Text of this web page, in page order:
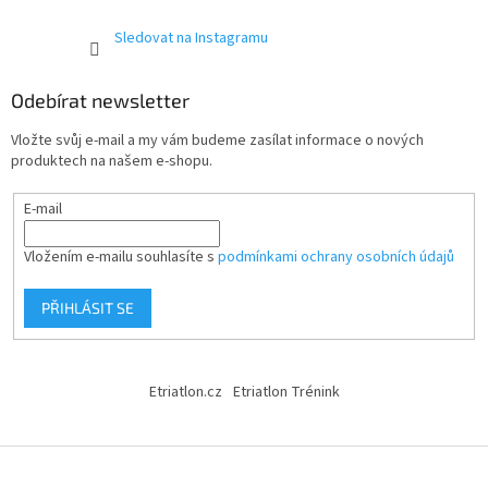
Sledovat na Instagramu
Odebírat newsletter
Vložte svůj e-mail a my vám budeme zasílat informace o nových
produktech na našem e-shopu.
E-mail
Vložením e-mailu souhlasíte s podmínkami ochrany osobních údajů
PŘIHLÁSIT SE
Etriatlon.cz Etriatlon Trénink